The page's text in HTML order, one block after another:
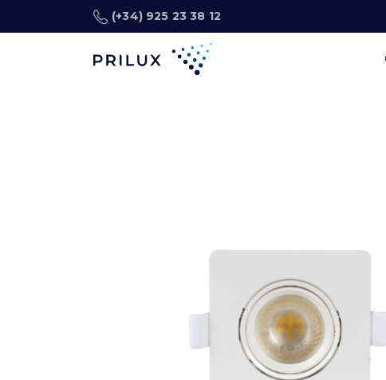
(+34) 925 23 38 12